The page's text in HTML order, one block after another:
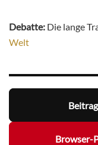
Debatte: Die lange
Welt
Browser-